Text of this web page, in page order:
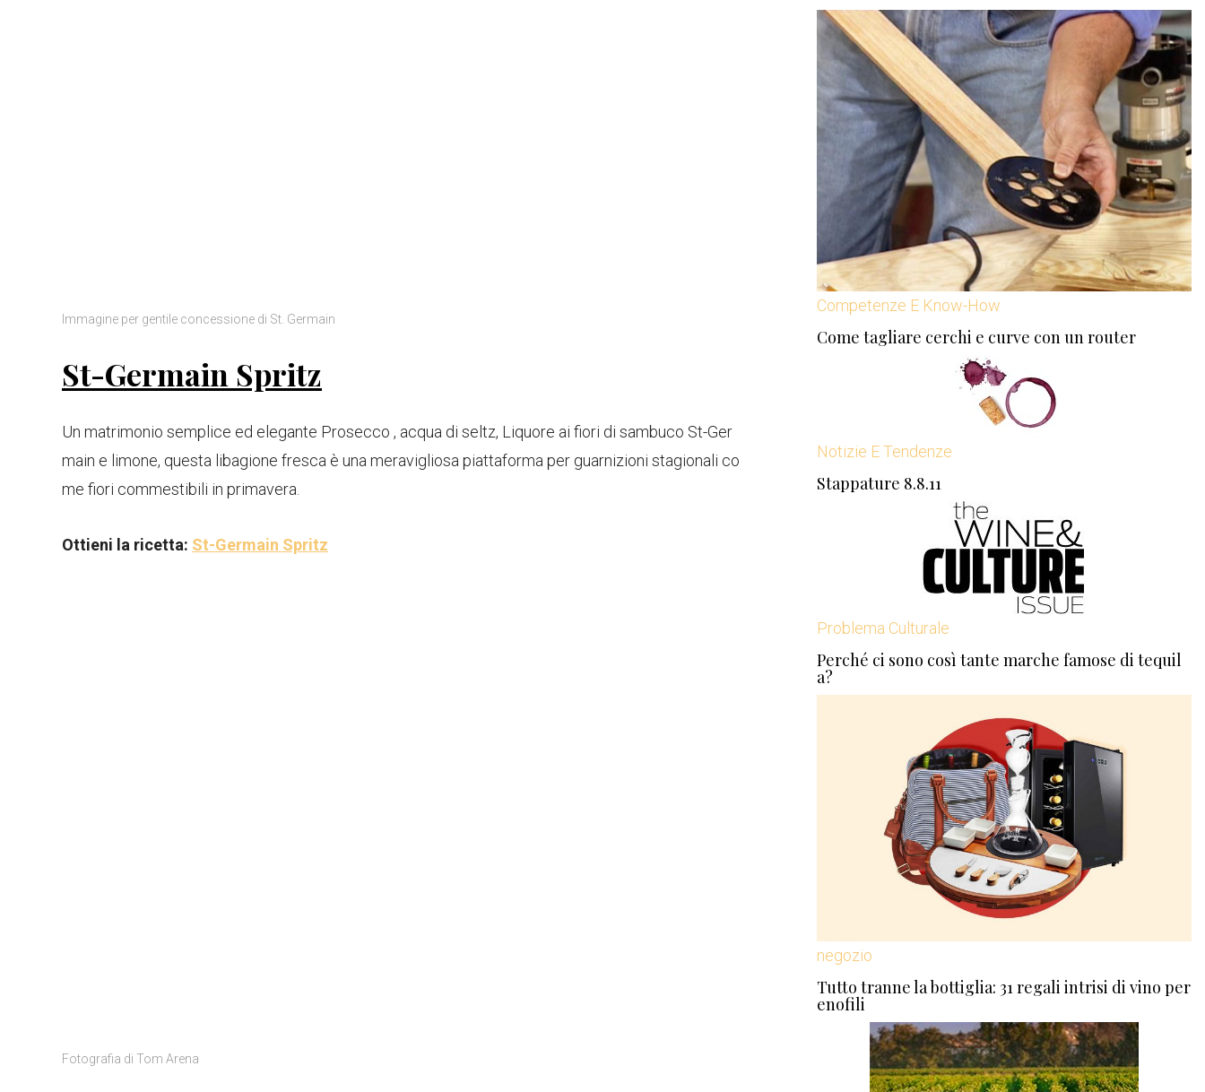
Immagine per gentile concessione di St. Germain
St-Germain Spritz
Un matrimonio semplice ed elegante Prosecco , acqua di seltz, Liquore ai fiori di sambuco St-Ger
main e limone, questa libagione fresca è una meravigliosa piattaforma per guarnizioni stagionali co
me fiori commestibili in primavera.
Ottieni la ricetta: St-Germain Spritz
Fotografia di Tom Arena
Competenze E Know-How
Come tagliare cerchi e curve con un router
Notizie E Tendenze
Stappature 8.8.11
Problema Culturale
Perché ci sono così tante marche famose di tequil
a?
negozio
Tutto tranne la bottiglia: 31 regali intrisi di vino per
enofili